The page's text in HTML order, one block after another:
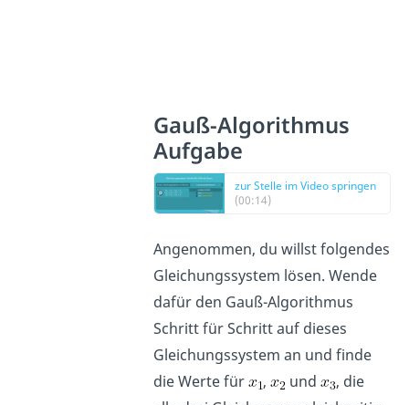
Gauß-Algorithmus
Aufgabe
zur Stelle im Video springen
(00:14)
Angenommen, du willst folgendes
Gleichungssystem lösen. Wende
dafür den Gauß-Algorithmus
Schritt für Schritt auf dieses
Gleichungssystem an und finde
die Werte für
, und
, die